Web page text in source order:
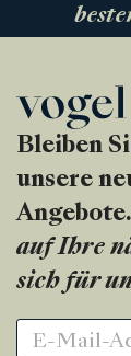
Bleiben
unsere
Angebote.
auf Ihre
sich für